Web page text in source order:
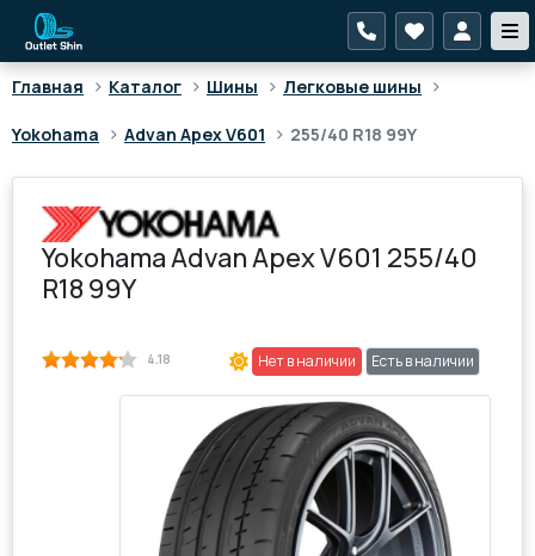
Главная > Каталог > Шины > Легковые шины >
Yokohama > Advan Apex V601 > 255/40 R18 99Y
Yokohama Advan Apex V601 255/40
R18 99Y
4.18 Нет в наличии Есть в наличии